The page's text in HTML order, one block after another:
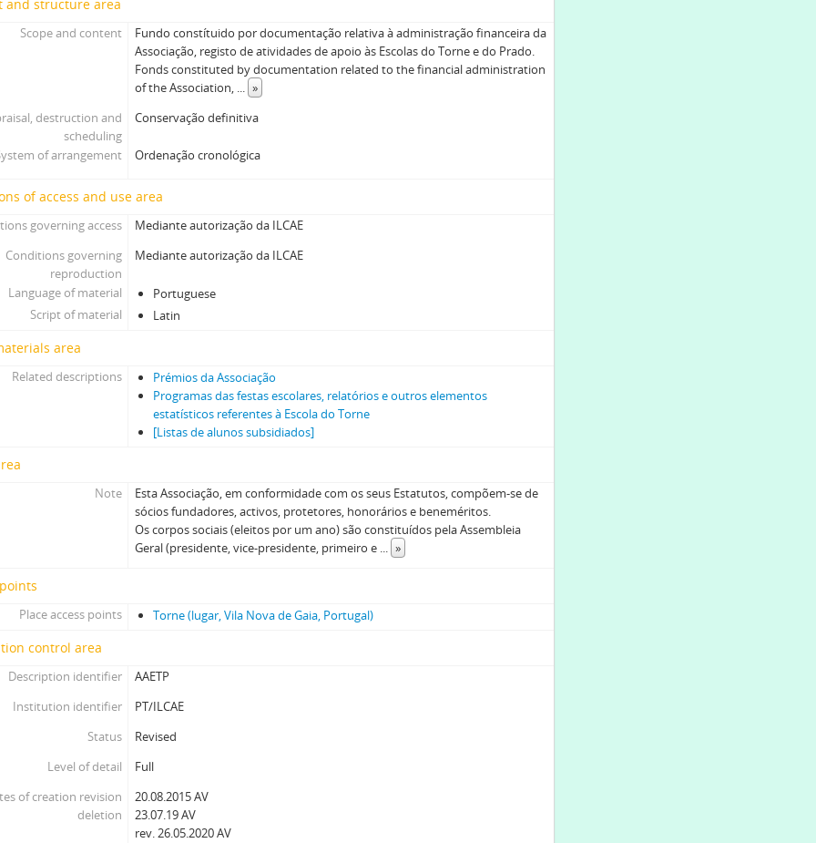
and structure area
Scope and content
Fundo constítuido por documentação relativa à administração financeira da
Associação, registo de atividades de apoio às Escolas do Torne e do Prado.
Fonds constituted by documentation related to the financial administration
of the Association, ... »
destruction and
scheduling
Conservação definitiva
of arrangement Ordenação cronológica
of access and use area
governing access
Mediante autorização da ILCAE
Conditions governing
reproduction
Mediante autorização da ILCAE
Language of material
Portuguese
Script of material
Latin
area
Related descriptions
Prémios da Associação
Programas das festas escolares, relatórios e outros elementos
estatísticos referentes à Escola do Torne
[Listas de alunos subsidiados]
Note
Esta Associação, em conformidade com os seus Estatutos, compõem-se de
sócios fundadores, activos, protetores, honorários e beneméritos.
Os corpos sociais (eleitos por um ano) são constituídos pela Assembleia
Geral (presidente, vice-presidente, primeiro e ... »
Place access points Torne (lugar, Vila Nova de Gaia, Portugal)
control area
Description identifier
AAETP
Institution identifier
PT/ILCAE
Status
Revised
Level of detail
Full
of creation revision
deletion
20.08.2015 AV
23.07.19 AV
rev. 26.05.2020 AV